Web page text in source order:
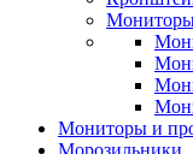
Мониторы и
Морозильники